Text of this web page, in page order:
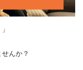
んか？